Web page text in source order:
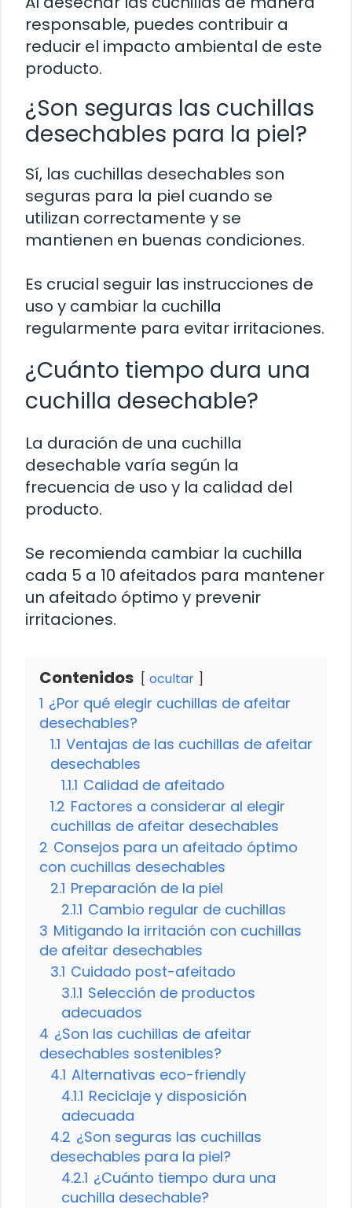
responsable, puedes contribuir a
reducir el impacto ambiental de este
producto.
¿Son seguras las cuchillas
desechables para la piel?
Sí, las cuchillas desechables son
seguras para la piel cuando se
utilizan correctamente y se
mantienen en buenas condiciones.
Es crucial seguir las instrucciones de
uso y cambiar la cuchilla
regularmente para evitar irritaciones.
¿Cuánto tiempo dura una
cuchilla desechable?
La duración de una cuchilla
desechable varía según la
frecuencia de uso y la calidad del
producto.
Se recomienda cambiar la cuchilla
cada 5 a 10 afeitados para mantener
un afeitado óptimo y prevenir
irritaciones.
Contenidos ocultar
1 ¿Por qué elegir cuchillas de afeitar
desechables?
1.1 Ventajas de las cuchillas de afeitar
desechables
1.1.1 Calidad de afeitado
1.2 Factores a considerar al elegir
cuchillas de afeitar desechables
2 Consejos para un afeitado óptimo
con cuchillas desechables
2.1 Preparación de la piel
2.1.1 Cambio regular de cuchillas
3 Mitigando la irritación con cuchillas
de afeitar desechables
3.1 Cuidado post-afeitado
3.1.1 Selección de productos
adecuados
4 ¿Son las cuchillas de afeitar
desechables sostenibles?
4.1 Alternativas eco-friendly
4.1.1 Reciclaje y disposición
adecuada
4.2 ¿Son seguras las cuchillas
desechables para la piel?
4.2.1 ¿Cuánto tiempo dura una
cuchilla desechable?